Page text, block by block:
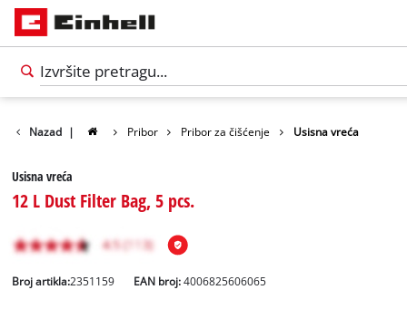
Nazad | Pribor Pribor za čišćenje Usisna vreća
Usisna vreća
12 L Dust Filter Bag, 5 pcs.
Broj artikla:2351159 EAN broj:4006825606065